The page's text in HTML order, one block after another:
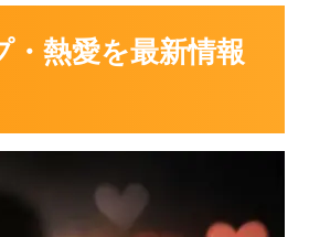
熱愛を最新情報